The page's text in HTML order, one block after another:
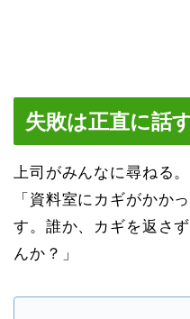
失敗は正直に話
上司がみんなに尋ねる。
「資料室にカギがかか
す。誰か、カギを返さ
んか？」